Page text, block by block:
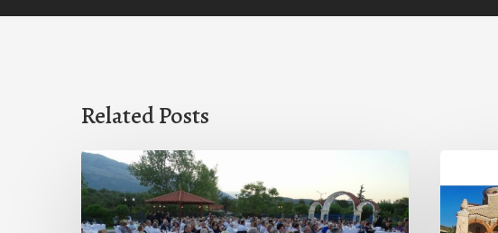
Related Posts
Πρόσκληση
προς
τους
εορτή
της